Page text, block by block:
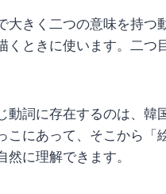
大きく二つの意味を持
くときに使います。二
動詞に存在するのは、
こにあって、そこから
然に理解できます。